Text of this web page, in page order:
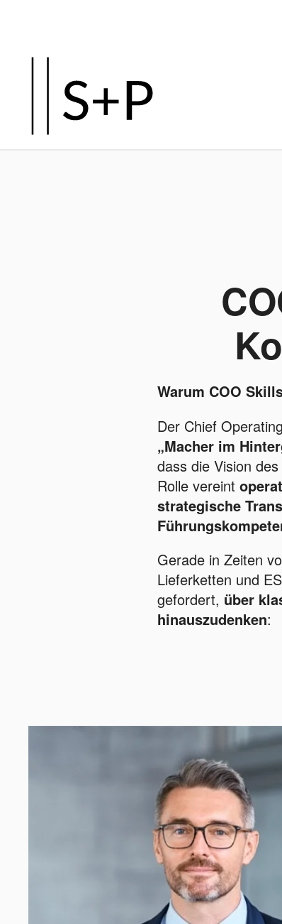
Warum COO
Der Chief
„Macher im
dass die Vision
Rolle vereint
strategische
Gerade in Zeiten
Lieferketten und
gefordert, über
hinauszudenken: